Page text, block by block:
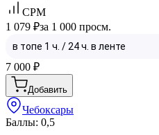
CPM
1 079 ₽за 1 000 просм.
7 000 ₽
Добавить
Чебоксары
Баллы: 0,5